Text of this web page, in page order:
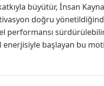
büyütür, İnsan
doğru
performansı
başlayan bu